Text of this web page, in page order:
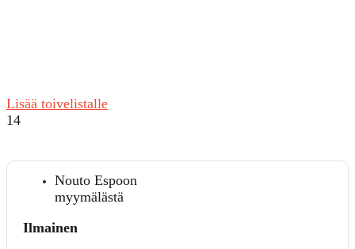
Lisää toivelistalle
14
Nouto Espoon
myymälästä
Ilmainen